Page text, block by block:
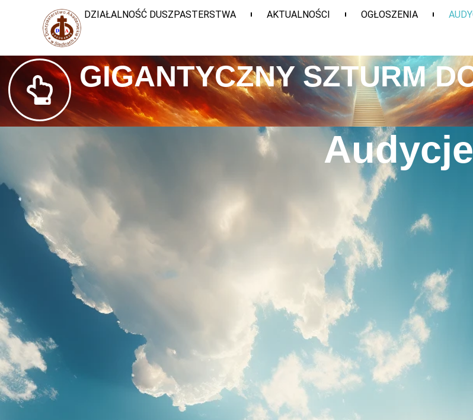
DZIAŁALNOŚĆ DUSZPASTERSTWA AKTUALNOŚCI OGŁOSZENIA
GIGANTYCZNY SZTURM
Audycje